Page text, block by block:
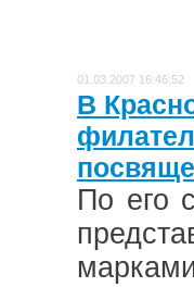
01.03.2007 16:46:52
В
По его